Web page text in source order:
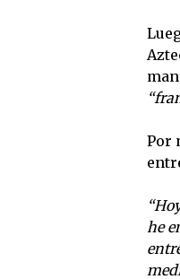
Por
he